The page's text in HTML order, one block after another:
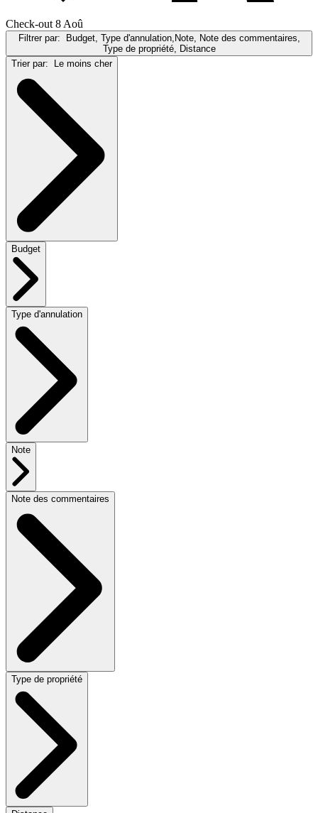
Check-out 8 Aoû
Filtrer par:
Budget, Type d'annulation,Note, Note des commentaires,
Type de propriété, Distance
Trier par:
Le moins cher
Budget
Type d'annulation
Note
Note des commentaires
Type de propriété